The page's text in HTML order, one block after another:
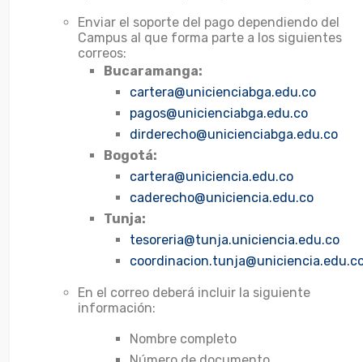
Enviar el soporte del pago dependiendo del
Campus al que forma parte a los siguientes
correos:
Bucaramanga:
cartera@unicienciabga.edu.co
pagos@unicienciabga.edu.co
dirderecho@unicienciabga.edu.co
Bogotá:
cartera@uniciencia.edu.co
caderecho@uniciencia.edu.co
Tunja:
tesoreria@tunja.uniciencia.edu.co
En el correo deberá incluir la siguiente
información:
Nombre completo